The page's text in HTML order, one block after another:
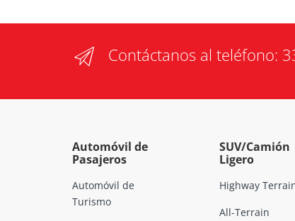
Contáctanos al teléfono:
Automóvil de
Pasajeros
Automóvil de
Turismo
SUV/Camión
Ligero
Highway
All-Terrain